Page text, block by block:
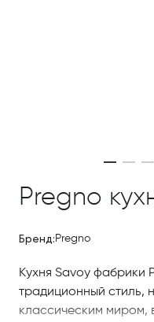
Pregno
Бренд: Pregno
Кухня Savoy фабрики
традиционный стиль,
классическим миром,